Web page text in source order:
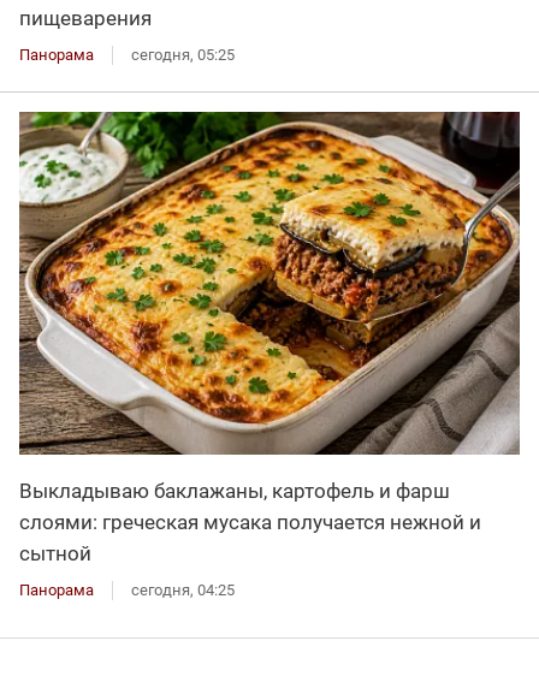
пищеварения
Панорама сегодня, 05:25
Выкладываю баклажаны, картофель и фарш
слоями: греческая мусака получается нежной и
сытной
Панорама сегодня, 04:25